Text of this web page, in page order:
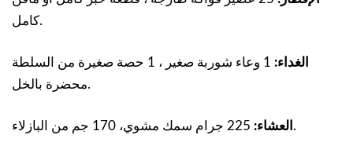
كامل.
الغداء:
1 وعاء شوربة صغير ، 1 حصة صغيرة من السلطة
محضرة بالخل.
العشاء: 225 جرام سمك مشوي، 170 جم من البازلاء.